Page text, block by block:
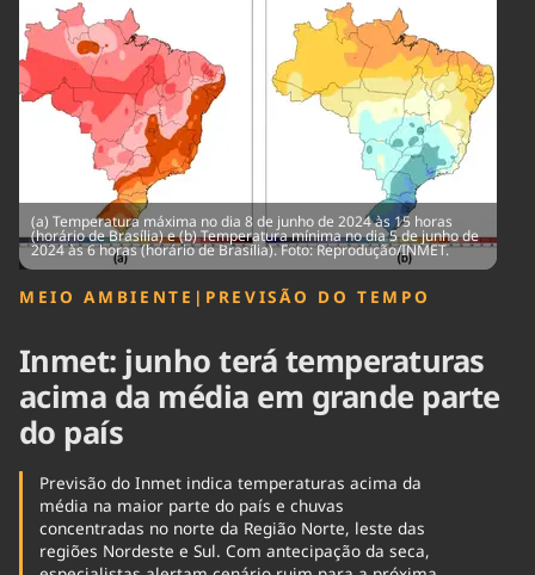
Agronegócios
Brasil
Brasil Mineral
Ciência &
Tecnologia
Economia
Educação
Infraestrutura
Internacional
Meio Ambiente
Podcast
Política
Saúde
Tempo
(a) Temperatura máxima no dia 8 de junho de 2024 às 15 horas
(horário de Brasília) e (b) Temperatura mínima no dia 5 de junho de
2024 às 6 horas (horário de Brasília). Foto: Reprodução/INMET.
MEIO AMBIENTE | PREVISÃO DO TEMPO
Inmet: junho terá temperaturas
acima da média em grande parte
do país
Previsão do Inmet indica temperaturas acima da
média na maior parte do país e chuvas
concentradas no norte da Região Norte, leste das
regiões Nordeste e Sul. Com antecipação da seca,